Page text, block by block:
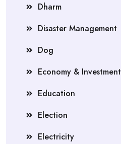
Dharm
Disaster Management
Dog
Economy & Investment
Education
Election
Electricity